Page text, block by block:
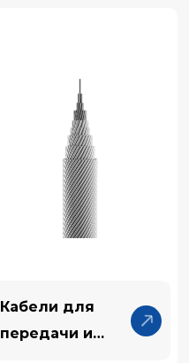
Кабели для
передачи и